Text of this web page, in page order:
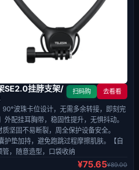
SE2.0挂脖支架/
扫码购 去看看
90°波珠卡位设计，无需多余转接，即刻完
外配挂耳胸带，稳固性提升，无惧抖动。
质坚固不易断裂，周全保护设备安全。
护垫加持，避免跑跳过程摩擦肌肤。【自
，随意造型，口袋收纳
¥75.65¥89.00